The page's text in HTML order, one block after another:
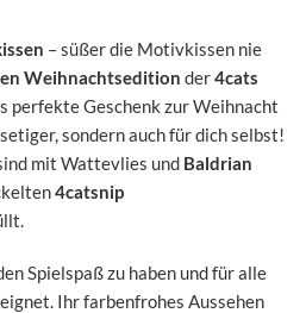
– süßer die Motivkissen nie
Weihnachtsedition der4cats
perfekte Geschenk zur Weihnacht
sondern auch für dich selbst!
mit Wattevlies und Baldrian
4catsnip
Spielspaß zu haben und für alle
Ihr farbenfrohes Aussehen